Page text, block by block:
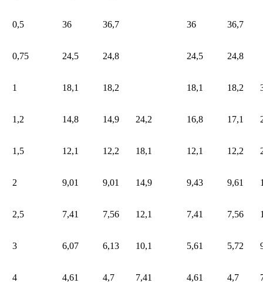
0,5 36 36,7 36 36,7
0,75 24,5 24,8 24,5 24,8
1 18,1 18,2 18,1 18,2
1,2 14,8 14,9 24,2 16,8 17,1
1,5 12,1 12,2 18,1 12,1 12,2
2 9,01 9,01 14,9 9,43 9,61
2,5 7,41 7,56 12,1 7,41 7,56
3 6,07 6,13 10,1 5,61 5,72
4 4,61 4,7 7,41 4,61 4,7